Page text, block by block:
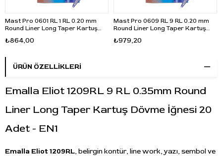
Mast Pro 0601 RL 1 RL 0.20 mm
Round Liner Long Taper Kartuş
₺864,00
Mast Pro 0609 RL 9 RL 0.20 mm
Round Liner Long Taper Kartuş
₺979,20
ÜRÜN ÖZELLIKLERI
Emalla Eliot 1209RL 9 RL 0.35mm Round
Liner Long Taper Kartuş Dövme İğnesi 20
Adet - EN1
Emalla Eliot 1209RL, belirgin kontür, line work, yazı, sembol ve